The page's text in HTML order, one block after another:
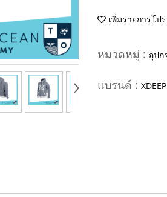
เพิ่มรายการโป
หมวดหมู่ : อุป
แบรนด์ : XDEEP